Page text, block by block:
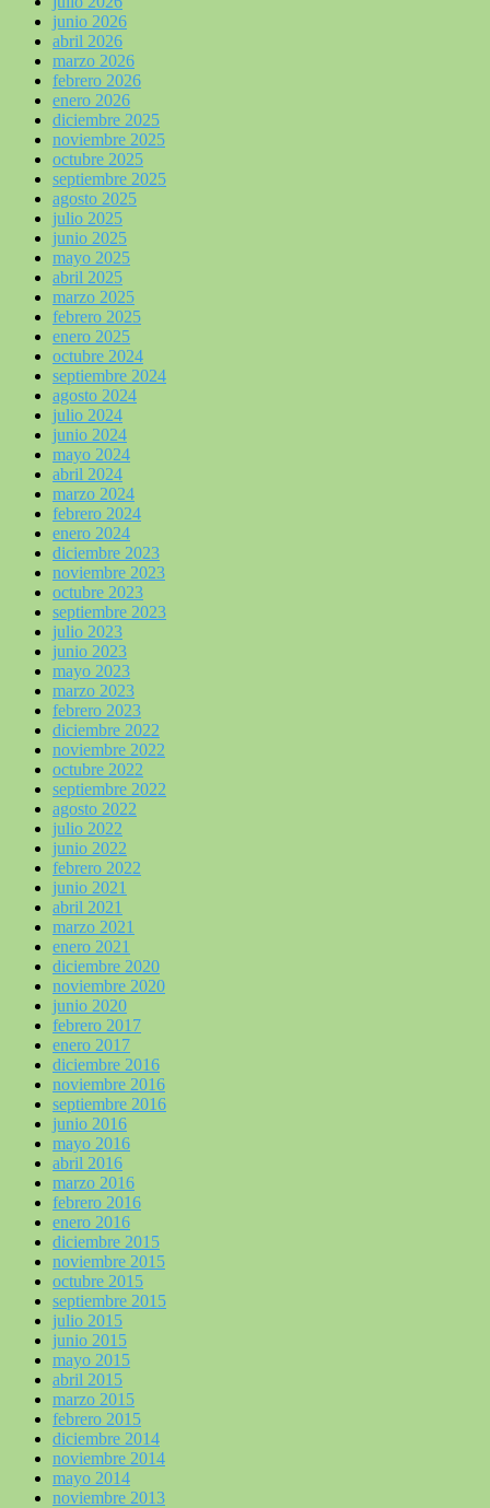
junio 2026
abril 2026
marzo 2026
febrero 2026
enero 2026
diciembre 2025
noviembre 2025
octubre 2025
septiembre 2025
agosto 2025
julio 2025
junio 2025
mayo 2025
abril 2025
marzo 2025
febrero 2025
enero 2025
octubre 2024
septiembre 2024
agosto 2024
julio 2024
junio 2024
mayo 2024
abril 2024
marzo 2024
febrero 2024
enero 2024
diciembre 2023
noviembre 2023
octubre 2023
septiembre 2023
julio 2023
junio 2023
mayo 2023
marzo 2023
febrero 2023
diciembre 2022
noviembre 2022
octubre 2022
septiembre 2022
agosto 2022
julio 2022
junio 2022
febrero 2022
junio 2021
abril 2021
marzo 2021
enero 2021
diciembre 2020
noviembre 2020
junio 2020
febrero 2017
enero 2017
diciembre 2016
noviembre 2016
septiembre 2016
junio 2016
mayo 2016
abril 2016
marzo 2016
febrero 2016
enero 2016
diciembre 2015
noviembre 2015
octubre 2015
septiembre 2015
julio 2015
junio 2015
mayo 2015
abril 2015
marzo 2015
febrero 2015
diciembre 2014
noviembre 2014
mayo 2014
noviembre 2013